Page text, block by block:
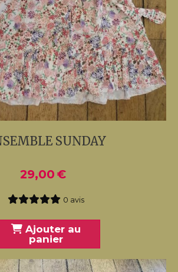
SUNDAY
29,00 €
0 avis
Ajouter au
panier